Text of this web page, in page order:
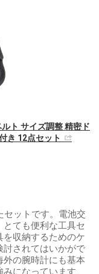
ト サイズ調整 精密ド
き 12点セット
セットです。電池交
ても便利な工具セ
を収納するためのケ
討されてはいかがで
外の腕時計にも基本
になっています